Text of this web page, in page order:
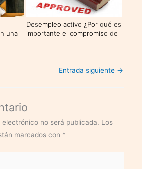
una
Desempleo activo ¿Por qué es
importante el compromiso de
Entrada siguiente →
no será publicada. Los
marcados con *